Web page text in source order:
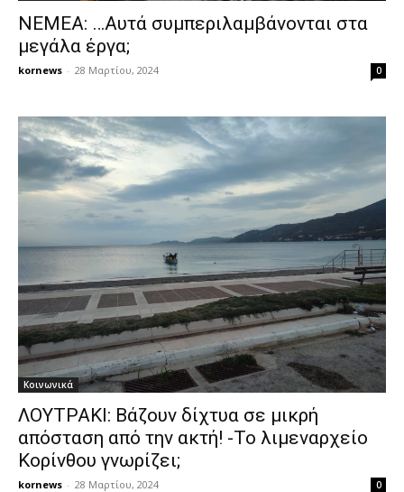
ΝΕΜΕΑ: …Αυτά συμπεριλαμβάνονται στα
μεγάλα έργα;
kornews - 28 Μαρτίου, 2024 0
Κοινωνικά
ΛΟΥΤΡΑΚΙ: Βάζουν δίχτυα σε μικρή
απόσταση από την ακτή! -Το λιμεναρχείο
Κορίνθου γνωρίζει;
kornews - 28 Μαρτίου, 2024 0